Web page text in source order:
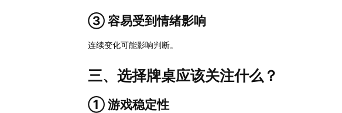
③ 容易受到情绪影响
连续变化可能影响判断。
三、选择牌桌应该关注什么？
① 游戏稳定性